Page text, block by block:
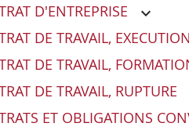
D'ENTREPRISE
DE TRAVAIL, EXECUTION
DE TRAVAIL,
DE TRAVAIL, RUPTURE
ET OBLIGATIONS